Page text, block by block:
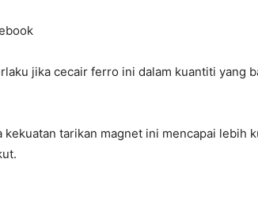
jika cecair ferro ini dalam kuantiti yang
kekuatan tarikan magnet ini mencapai lebih